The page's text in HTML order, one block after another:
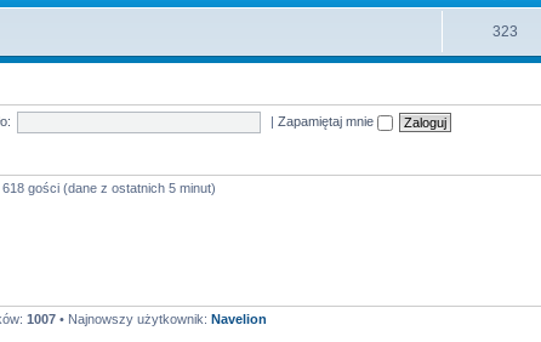
323
|Zapamiętaj mnie
gości (dane z ostatnich 5 minut)
1007 • Najnowszy użytkownik: Navelion